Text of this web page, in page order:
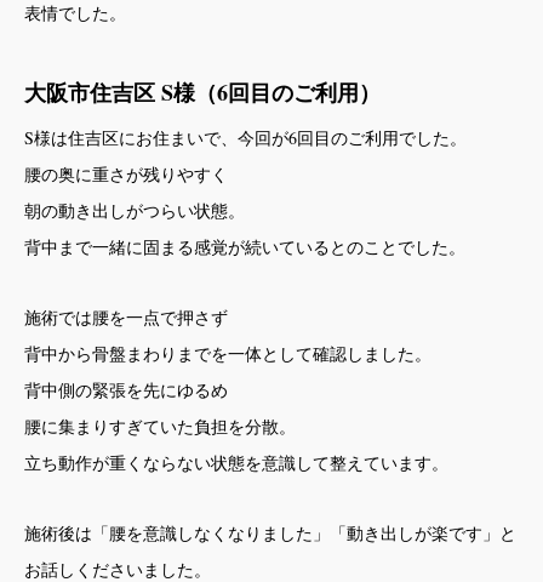
表情でした。
大阪市住吉区 S様（6回目のご利用）
S様は住吉区にお住まいで、今回が6回目のご利用でした。
腰の奥に重さが残りやすく
朝の動き出しがつらい状態。
背中まで一緒に固まる感覚が続いているとのことでした。
施術では腰を一点で押さず
背中から骨盤まわりまでを一体として確認しました。
背中側の緊張を先にゆるめ
腰に集まりすぎていた負担を分散。
立ち動作が重くならない状態を意識して整えています。
施術後は「腰を意識しなくなりました」「動き出しが楽です」と
お話しくださいました。